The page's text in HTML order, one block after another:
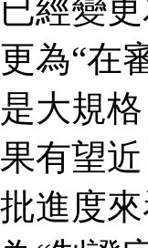
已經變
更為“在
是大規
果有望
批進度